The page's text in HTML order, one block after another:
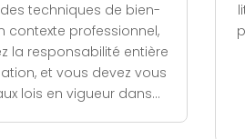
techniques de bien-
contexte professionnel,
la responsabilité entière
et vous devez vous
lois en vigueur dans...